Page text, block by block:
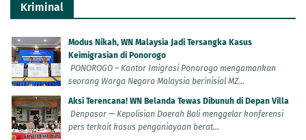
Kriminal
Modus Nikah, WN Malaysia Jadi Tersangka Kasus
Keimigrasian di Ponorogo
PONOROGO – Kantor Imigrasi Ponorogo mengamankan
seorang Warga Negara Malaysia berinisial MZ...
Aksi Terencana! WN Belanda Tewas Dibunuh di Depan Villa
Denpasar — Kepolisian Daerah Bali menggelar konferensi
pers terkait kasus penganiayaan berat...